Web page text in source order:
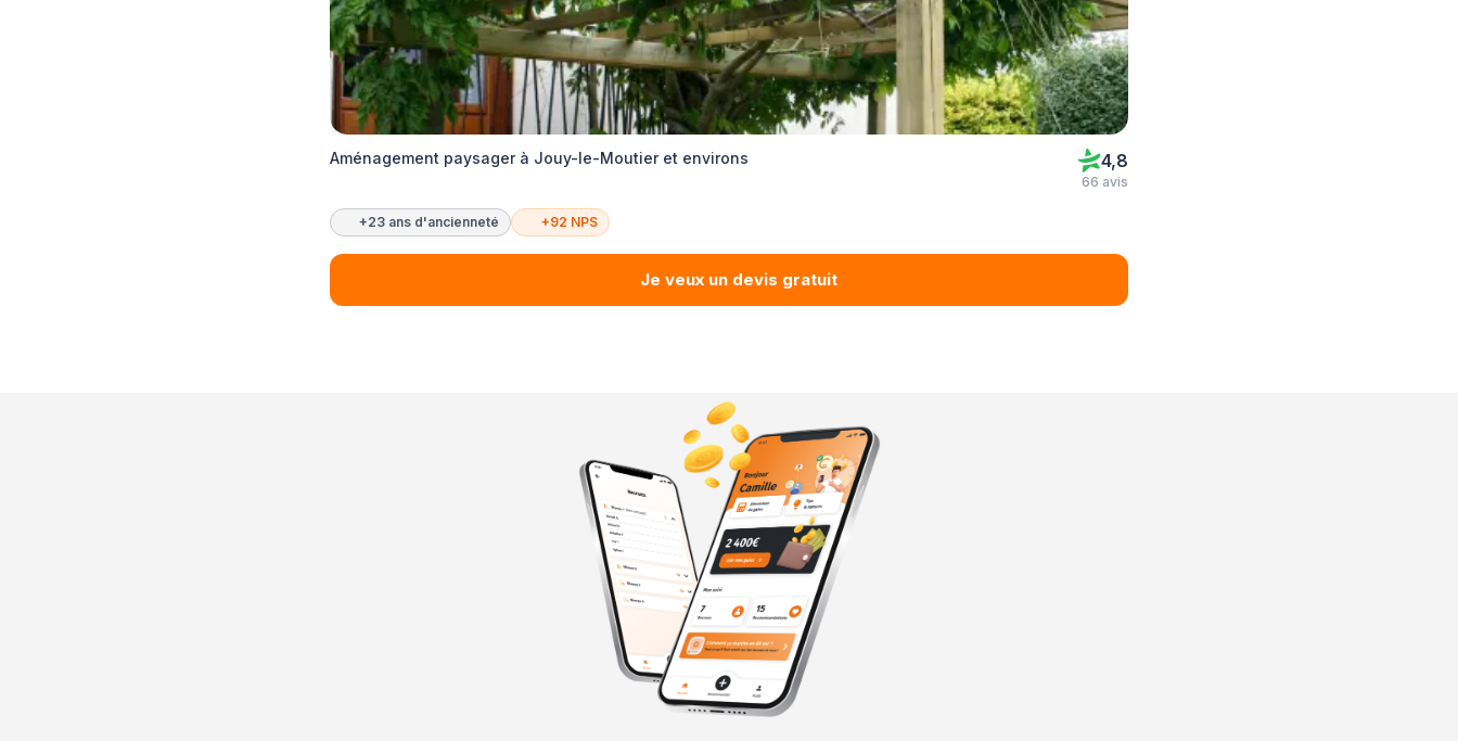
Aménagement paysager à Jouy-le-Moutier et environs 4,8
66 avis
+23 ans d'ancienneté +92 NPS
Je veux un devis gratuit